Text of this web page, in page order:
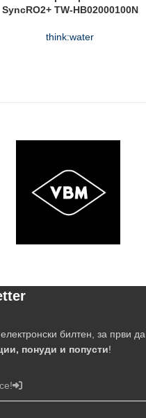
SyncRO2+ TW-HB02000100N
think:water
билтен, за први да
понуди и попусти!